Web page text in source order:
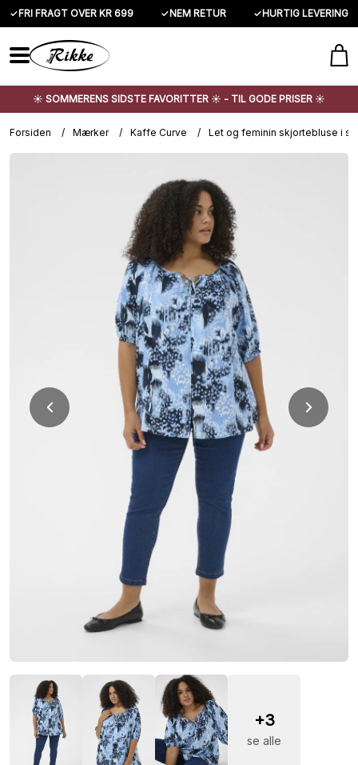
✓FRI FRAGT OVER KR 699 ✓NEM RETUR ✓HURTIG LEVERING
☀️ SOMMERENS SIDSTE FAVORITTER ☀️ - TIL GODE PRISER ☀️
Forsiden / Mærker / Kaffe Curve / Let og feminin skjortebluse i
+3
se alle